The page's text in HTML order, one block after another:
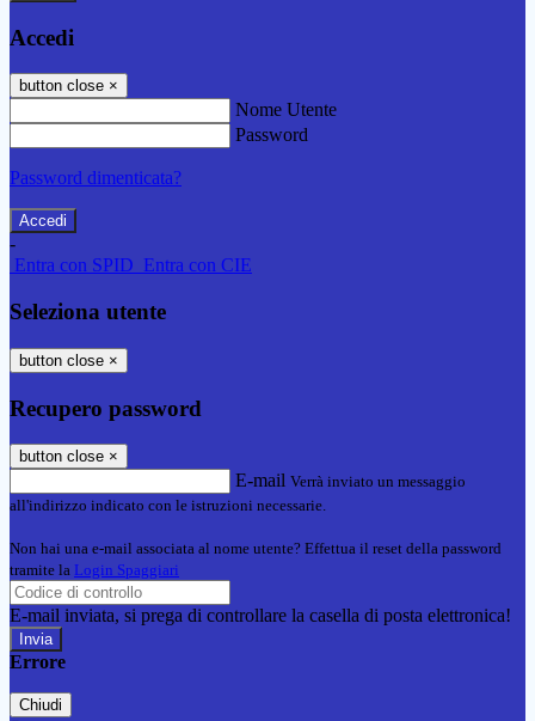
Accedi
button close ×
Nome Utente
Password
Password dimenticata?
-
Entra con SPID Entra con CIE
Seleziona utente
button close ×
Recupero password
button close ×
E-mail Verrà inviato un messaggio
all'indirizzo indicato con le istruzioni necessarie.
Non hai una e-mail associata al nome utente? Effettua il reset della password
tramite la Login Spaggiari
E-mail inviata, si prega di controllare la casella di posta elettronica!
Errore
Chiudi